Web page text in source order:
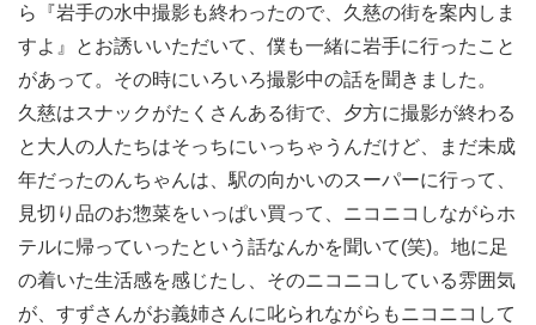
ら『岩手の水中撮影も終わったので、久慈の街を案内しま
すよ』とお誘いいただいて、僕も一緒に岩手に行ったこと
があって。その時にいろいろ撮影中の話を聞きました。
久慈はスナックがたくさんある街で、夕方に撮影が終わる
と大人の人たちはそっちにいっちゃうんだけど、まだ未成
年だったのんちゃんは、駅の向かいのスーパーに行って、
見切り品のお惣菜をいっぱい買って、ニコニコしながらホ
テルに帰っていったという話なんかを聞いて(笑)。地に足
の着いた生活感を感じたし、そのニコニコしている雰囲気
が、すずさんがお義姉さんに叱られながらもニコニコして